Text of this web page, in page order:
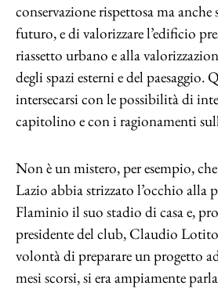
conservazione rispettosa ma anche
futuro, e di valorizzare l’edificio
riassetto urbano e alla
degli spazi esterni e del paesaggio.
intersecarsi con le possibilità di
capitolino e con i ragionamenti
Non è un mistero, per esempio,
Lazio abbia strizzato l’occhio alla
Flaminio il suo stadio di casa e,
presidente del club, Claudio
volontà di preparare un progetto
mesi scorsi, si era ampiamente